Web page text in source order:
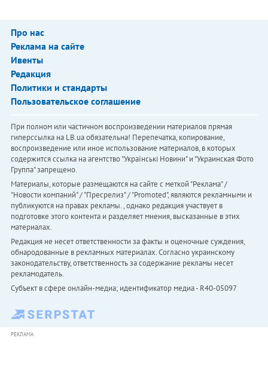
Про нас
Реклама на сайте
Ивенты
Редакция
Политики и стандарты
Пользовательское соглашение
При полном или частичном воспроизведении материалов прямая
гиперссылка на LB.ua обязательна! Перепечатка, копирование,
воспроизведение или иное использование материалов, в которых
содержится ссылка на агентство "Українськi Новини" и "Украинская Фото
Группа" запрещено.
Материалы, которые размещаются на сайте с меткой "Реклама" /
"Новости компаний" / "Пресрелиз" / "Promoted", являются рекламными и
публикуются на правах рекламы. , однако редакция участвует в
подготовке этого контента и разделяет мнения, высказанные в этих
материалах.
Редакция не несет ответственности за факты и оценочные суждения,
обнародованные в рекламных материалах. Согласно украинскому
законодательству, ответственность за содержание рекламы несет
рекламодатель.
Субъект в сфере онлайн-медиа; идентификатор медиа - R40-05097
РЕКЛАМА